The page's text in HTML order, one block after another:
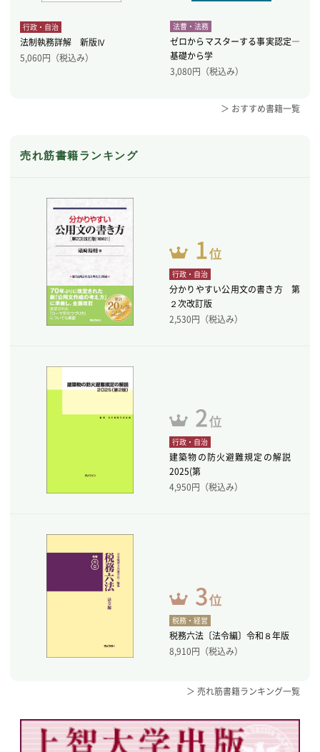
行政・自治
法制執務詳解 新版Ⅳ
5,060円（税込み）
法曹・法務
ゼロからマスターする事実認定―
基礎から学
3,080円（税込み）
＞ おすすめ書籍一覧
売れ筋書籍ランキング
行政・自治
分かりやすい公用文の書き方 第
２次改訂版
2,530円（税込み）
行政・自治
建築物の防火避難規定の解説
2025(第
4,950円（税込み）
税務・経営
税務六法〔法令編〕令和８年版
8,910円（税込み）
＞ 売れ筋書籍ランキング一覧